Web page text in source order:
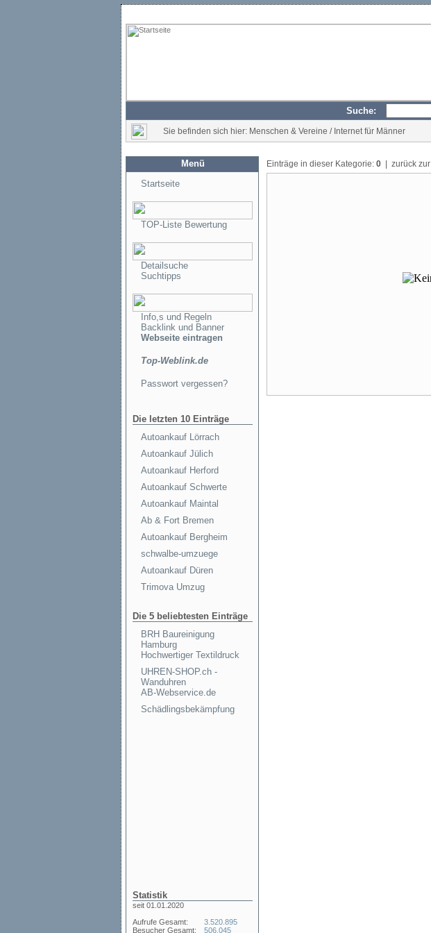
Suche:
Sie befinden sich hier: Menschen & Vereine / Internet für Männer
Menü
Startseite
TOP-Liste Bewertung
Detailsuche
Suchtipps
Info,s und Regeln
Backlink und Banner
Webseite eintragen
Top-Weblink.de
Passwort vergessen?
Die letzten 10 Einträge
Autoankauf Lörrach
Autoankauf Jülich
Autoankauf Herford
Autoankauf Schwerte
Autoankauf Maintal
Ab & Fort Bremen
Autoankauf Bergheim
schwalbe-umzuege
Autoankauf Düren
Trimova Umzug
Die 5 beliebtesten Einträge
BRH Baureinigung
Hamburg
Hochwertiger Textildruck
UHREN-SHOP.ch -
Wanduhren
AB-Webservice.de
Schädlingsbekämpfung
Statistik
seit 01.01.2020
Aufrufe Gesamt:
Besucher Gesamt:
3.520.895
506.045
Einträge in dieser Kategorie: 0 | zurück zur